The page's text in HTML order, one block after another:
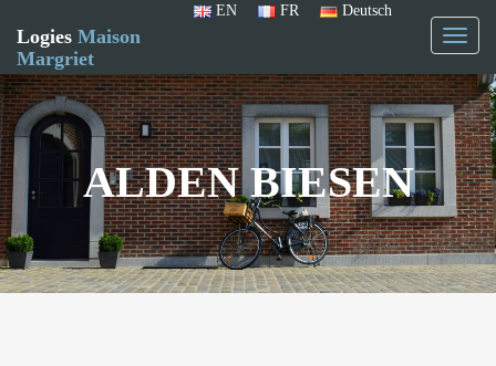
Toggle
Logies Maison
Margriet
EN FR Deutsch
ALDEN BIESEN